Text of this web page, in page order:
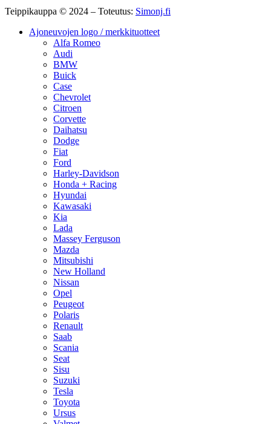
Teippikauppa © 2024 – Toteutus: Simonj.fi
Ajoneuvojen logo / merkkituotteet
Alfa Romeo
Audi
BMW
Buick
Case
Chevrolet
Citroen
Corvette
Daihatsu
Dodge
Fiat
Ford
Harley-Davidson
Honda + Racing
Hyundai
Kawasaki
Kia
Lada
Massey Ferguson
Mazda
Mitsubishi
New Holland
Nissan
Opel
Peugeot
Polaris
Renault
Saab
Scania
Seat
Sisu
Suzuki
Tesla
Toyota
Ursus